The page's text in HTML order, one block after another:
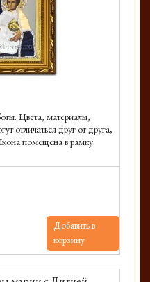
Цвета, материалы,
отличаться друг от друга,
помещена в рамку.
Добавить в
корзину